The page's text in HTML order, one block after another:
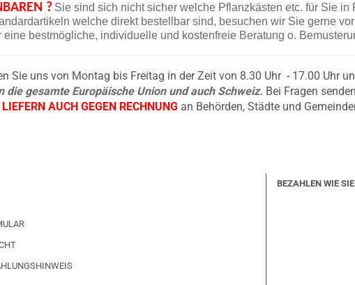
? Sie sind sich nicht sicher welche Pflanzkästen etc. für Sie
welche direkt bestellbar sind, besuchen wir Sie gerne
eine bestmögliche, individuelle und kostenfreie Beratung o.
Sie uns von Montag bis Freitag in der Zeit von 8.30 Uhr - 17.00 Uhr
die gesamte Europäische Union und auch Schweiz. Bei Fragen
AUCH GEGEN RECHNUNG an Behörden, Städte und
BEZAHLEN WIE